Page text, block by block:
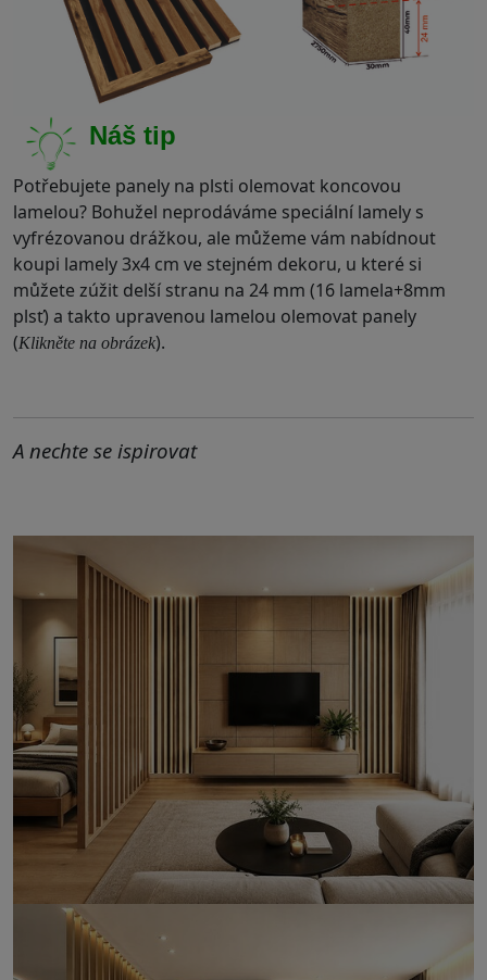
Náš tip
Potřebujete panely na plsti olemovat koncovou
lamelou? Bohužel neprodáváme speciální lamely s
vyfrézovanou drážkou, ale můžeme vám nabídnout
koupi lamely 3x4 cm ve stejném dekoru, u které si
můžete zúžit delší stranu na 24 mm (16 lamela+8mm
plsť) a takto upravenou lamelou olemovat panely
(Klikněte na obrázek).
A nechte se ispirovat